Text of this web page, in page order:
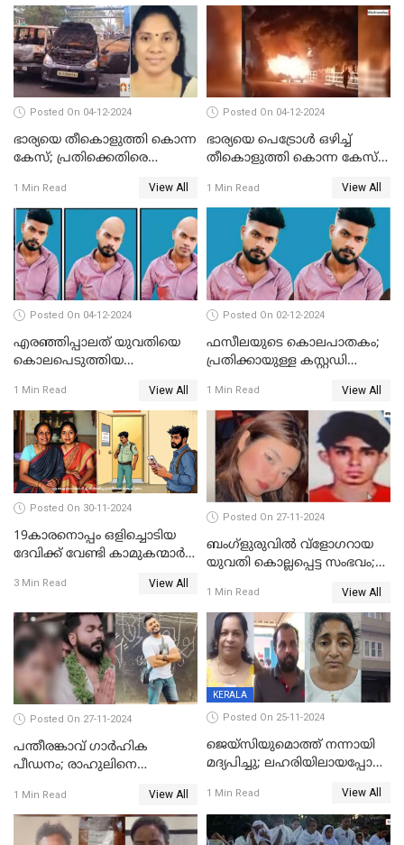
Posted On 04-12-2024
ഭാര്യയെ തീകൊളുത്തി കൊന്ന
കേസ്; പ്രതിക്കെതിരെ
വധശ്രമ കുറ്റവും ചുമത്തി
1 Min Read View All
Posted On 04-12-2024
ഭാര്യയെ പെട്രോള്‍ ഒഴിച്ച്
തീകൊളുത്തി കൊന്ന കേസ്‌;
രേഖപ്പെടുത്തി
1 Min Read View All
Posted On 04-12-2024
എരഞ്ഞിപ്പാലത് യുവതിയെ
കൊലപെടുത്തിയ
കസ്റ്റഡി അപേക്ഷ ഇന്ന്
1 Min Read View All
Posted On 02-12-2024
ഫസീലയുടെ കൊലപാതകം;
പ്രതിക്കായുള്ള കസ്റ്റഡി
1 Min Read View All
Posted On 30-11-2024
19കാരനൊപ്പം ഒളിച്ചൊടിയ
ദേവിക്ക് വേണ്ടി കാമുകന്മാർ
സംഭവിച്ചത്
3 Min Read View All
Posted On 27-11-2024
ബംഗ്‌ളുരുവില്‍ വ്‌ളോഗറായ
യുവതി കൊല്ലപ്പെട്ട സംഭവം;
ഊര്‍ജിതമാക്കി
1 Min Read View All
Posted On 27-11-2024
പന്തീരങ്കാവ് ഗാർഹിക
പീഡനം; രാഹുലിനെ
പൊലീസ് കോടതിയിൽ
അപേക്ഷ നൽകും
1 Min Read View All
KERALA
Posted On 25-11-2024
ജെയ്‌സിയുമൊത്ത് നന്നായി
മദ്യപിച്ചു; ലഹരിയിലായപ്പോൾ
പലവട്ടം അടിച്ചു;
നിലവിളിച്ചപ്പോൾ മുഖത്ത്
തലയിണ വച്ചമർത്തി;
1 Min Read View All